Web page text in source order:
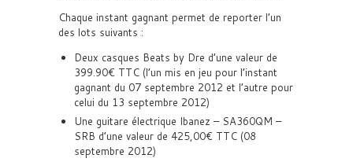
Chaque instant gagnant permet de reporter l’un
des lots suivants :
Deux casques Beats by Dre d’une valeur de
399.90€ TTC (l’un mis en jeu pour l’instant
gagnant du 07 septembre 2012 et l’autre pour
celui du 13 septembre 2012)
Une guitare électrique Ibanez – SA360QM –
SRB d’une valeur de 425,00€ TTC (08
septembre 2012)